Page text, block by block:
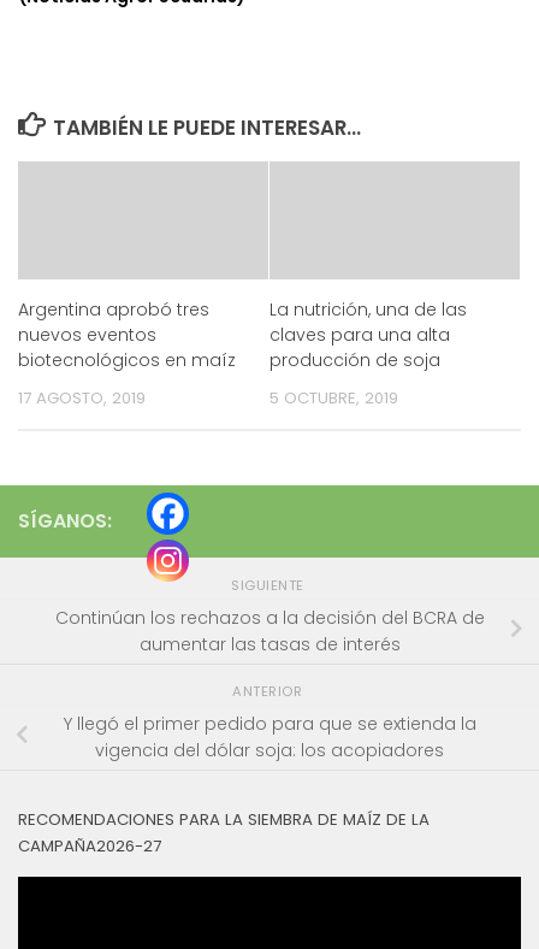
TAMBIÉN LE PUEDE INTERESAR...
Argentina aprobó tres
nuevos eventos
biotecnológicos en maíz
17 AGOSTO, 2019
La nutrición, una de las
claves para una alta
producción de soja
5 OCTUBRE, 2019
SÍGANOS:
SIGUIENTE
Continúan los rechazos a la decisión del BCRA de
aumentar las tasas de interés
ANTERIOR
Y llegó el primer pedido para que se extienda la
vigencia del dólar soja: los acopiadores
RECOMENDACIONES PARA LA SIEMBRA DE MAÍZ DE LA
CAMPAÑA2026-27